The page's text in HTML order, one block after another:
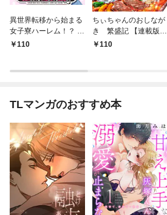
異世界転移から始まる
女子寮ハーレム！？ ～
管理人として働く人間
110
ちぃちゃんのおしなが
き 繁盛記 【連載版】
１110
TLマンガのおすすめ本